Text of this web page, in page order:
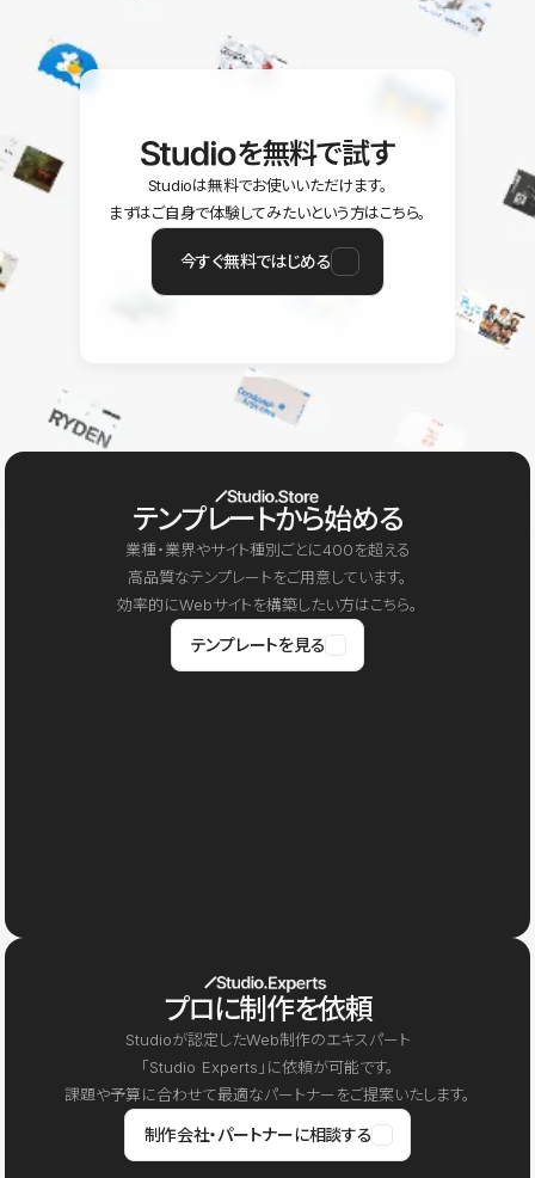
を無料で試す
Studioは無料でお使いいただけます。
まずはご自身で体験してみたいという方はこちら。
今すぐ無料ではじめる
テンプレートから始める
業種・業界やサイト種別ごとに400を超える
高品質なテンプレートをご用意しています。
効率的にWebサイトを構築したい方はこちら。
テンプレートを見る
プロに制作を依頼
Studioが認定したWeb制作のエキスパート
「Studio Experts」に依頼が可能です。
課題や予算に合わせて最適なパートナーをご提案いたします。
制作会社・パートナーに相談する